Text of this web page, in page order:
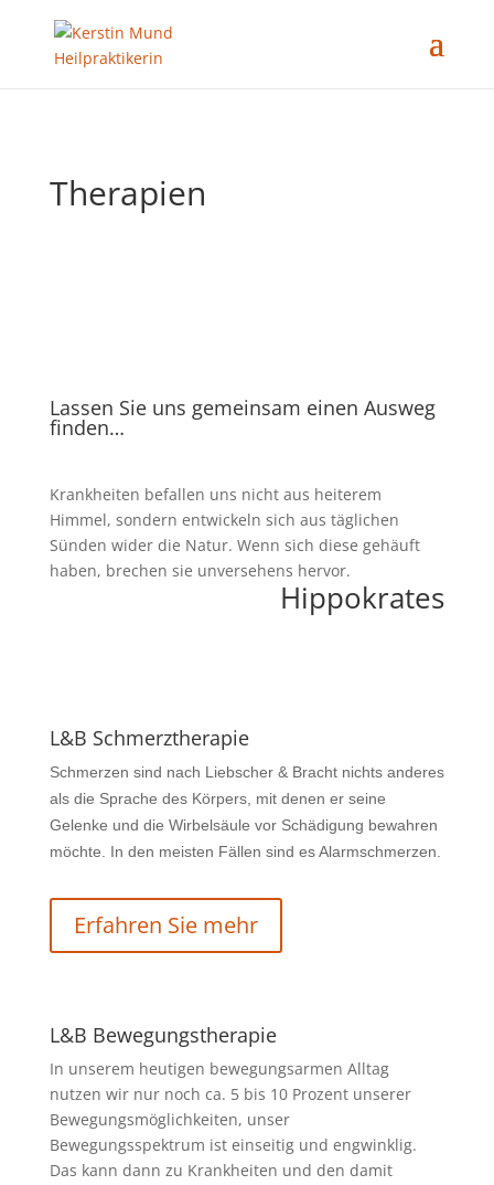
Therapien
Lassen Sie uns gemeinsam einen Ausweg
finden…
Krankheiten befallen uns nicht aus heiterem
Himmel, sondern entwickeln sich aus täglichen
Sünden wider die Natur. Wenn sich diese gehäuft
haben, brechen sie unversehens hervor.
Hippokrates
L&B Schmerztherapie
Schmerzen sind nach Liebscher & Bracht nichts anderes
als die Sprache des Körpers, mit denen er seine
Gelenke und die Wirbelsäule vor Schädigung bewahren
möchte. In den meisten Fällen sind es Alarmschmerzen.
Erfahren Sie mehr
L&B Bewegungstherapie
In unserem heutigen bewegungsarmen Alltag
nutzen wir nur noch ca. 5 bis 10 Prozent unserer
Bewegungsmöglichkeiten, unser
Bewegungsspektrum ist einseitig und engwinklig.
Das kann dann zu Krankheiten und den damit